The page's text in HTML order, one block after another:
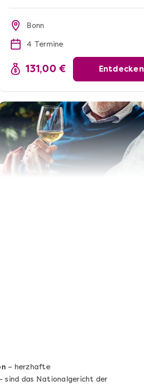
Bonn
4 Termine
131,00 € Entdecken
– herzhafte
sind das Nationalgericht der